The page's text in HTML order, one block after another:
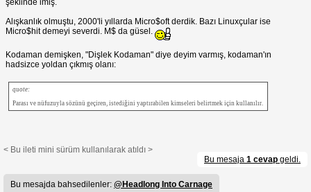
şeklinde imiş.
Alışkanlık olmuştu, 2000'li yıllarda Micro$oft derdik. Bazı Linuxçular ise
Micro$hit demeyi severdi. M$ da güsel.
Kodaman demişken, "Dişlek Kodaman" diye deyim varmış, kodaman'ın
hadsizce yoldan çıkmış olanı:
quote:
Parası ve nüfuzuyla sözünü geçiren, istediğini yaptırabilen kimseleri belirtmek için kullanılır.
< Bu ileti mini sürüm kullanılarak atıldı >
Bu mesaja 1 cevap geldi.
Bu mesajda bahsedilenler: @Headlong Into Carnage